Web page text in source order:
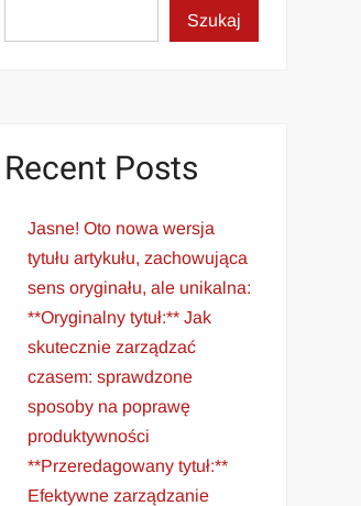
Szukaj
Recent Posts
Jasne! Oto nowa wersja
tytułu artykułu, zachowująca
sens oryginału, ale unikalna:
**Oryginalny tytuł:** Jak
skutecznie zarządzać
czasem: sprawdzone
sposoby na poprawę
produktywności
**Przeredagowany tytuł:**
Efektywne zarządzanie